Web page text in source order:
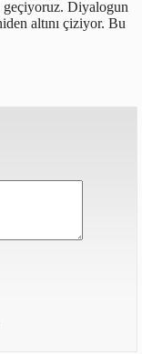
Diyalogun
altını çiziyor. Bu